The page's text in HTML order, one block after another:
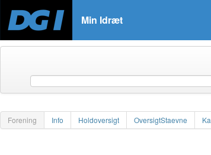
Min Idræt
Forening Info Holdoversigt OversigtStaevne